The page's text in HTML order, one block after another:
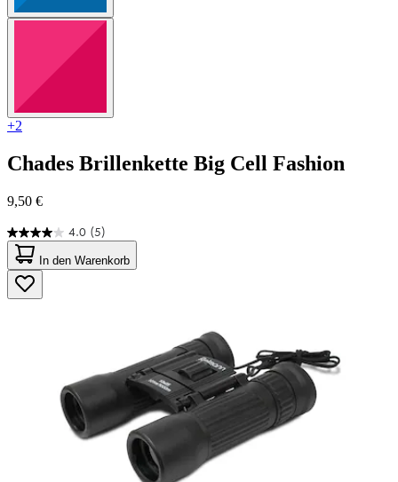
+2
Chades Brillenkette Big Cell Fashion
9,50 €
4.0 (5)
4.0
von
5
Sternen.
5
In den Warenkorb